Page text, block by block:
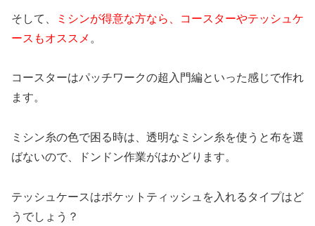
そして、
ミシンが得意な方なら、コースターやテッシュケ
ースもオススメ 。
コースターはパッチワークの超入門編といった感じで作れ
ます。
ミシン糸の色で困る時は、透明なミシン糸を使うと布を選
ばないので、ドンドン作業がはかどります。
テッシュケースはポケットティッシュを入れるタイプはど
うでしょう？